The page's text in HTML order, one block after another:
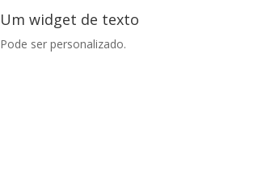
Um widget de texto
Pode ser personalizado.